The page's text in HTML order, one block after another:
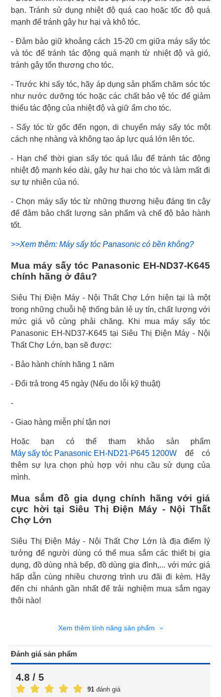
bạn. Tránh sử dụng nhiệt độ quá cao hoặc tốc độ quá
mạnh để tránh gây hư hại và khô tóc.
- Đảm bảo giữ khoảng cách 15-20 cm giữa máy sấy tóc
và tóc để tránh tác động quá mạnh từ nhiệt độ và gió,
tránh gây tổn thương cho tóc.
- Trước khi sấy tóc, hãy áp dụng sản phẩm chăm sóc tóc
như nước dưỡng tóc hoặc các chất bảo vệ tóc để giảm
thiểu tác động của nhiệt độ và giữ ẩm cho tóc.
- Sấy tóc từ gốc đến ngọn, di chuyển máy sấy tóc một
cách nhẹ nhàng và không tạo áp lực quá lớn lên tóc.
- Hạn chế thời gian sấy tóc quá lâu để tránh tác động
nhiệt độ mạnh kéo dài, gây hư hại cho tóc và làm mất đi
sự tự nhiên của nó.
- Chọn máy sấy tóc từ những thương hiệu đáng tin cậy
để đảm bảo chất lượng sản phẩm và chế độ bảo hành
tốt.
>>Xem thêm: Máy sấy tóc Panasonic có bền không?
Mua máy sấy tóc Panasonic EH-ND37-K645
chính hãng ở đâu?
Siêu Thị Điện Máy - Nội Thất Chợ Lớn hiện tại là một
trong những chuỗi hệ thống bán lẻ uy tín, chất lượng với
mức giá vô cùng phải chăng. Khi mua máy sấy tóc
Panasonic EH-ND37-K645 tại Siêu Thị Điện Máy - Nội
Thất Chợ Lớn, bạn sẽ được:
- Bảo hành chính hãng 1 năm
- Đổi trả trong 45 ngày (Nếu do lỗi kỹ thuật)
-
- Giao hàng miễn phí tận nơi
Máy sấy tóc Panasonic EH-ND21-P645 1200W để có
thêm sự lựa chọn phù hợp với nhu cầu sử dụng của
mình.
Mua sắm đồ gia dụng chính hãng với giá
cực hời tại Siêu Thị Điện Máy - Nội Thất
Chợ Lớn
Siêu Thị Điện Máy - Nội Thất Chợ Lớn là địa điểm lý
tưởng để người dùng có thể mua sắm các thiết bị gia
dụng, đồ dùng nhà bếp, đồ dùng gia đình,... với mức giá
hấp dẫn cùng nhiều chương trình ưu đãi đi kèm. Hãy
đến chi nhánh gần nhất để trải nghiệm mua sắm ngay
thôi nào!
Xem thêm tính năng sản phẩm
Đánh giá sản phẩm
4.8 / 5
91 đánh giá